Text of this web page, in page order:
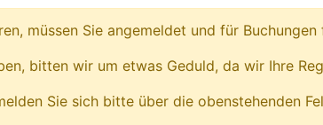
müssen Sie angemeldet und für
bitten wir um etwas Geduld, da wir Ihre
Sie sich bitte über die obenstehenden